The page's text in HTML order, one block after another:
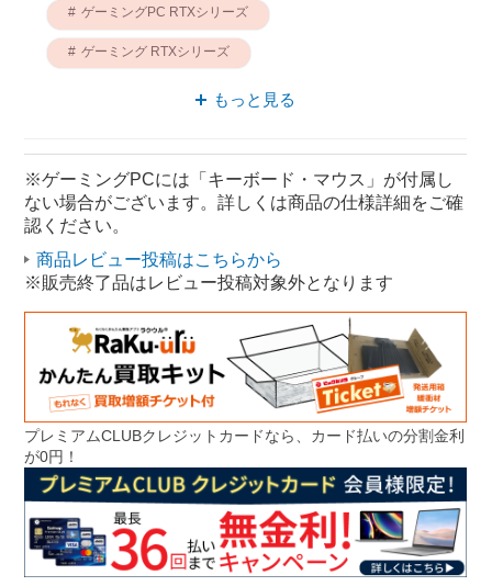
ゲーミングPC RTXシリーズ
ゲーミング RTXシリーズ
デスクトップパソコン ゲーミング
パソコン デスクトップPC
ゲーミングPC デスクトップPC
もっと見る
※ゲーミングPCには「キーボード・マウス」が付属し
ない場合がございます。詳しくは商品の仕様詳細をご確
認ください。
商品レビュー投稿はこちらから
※販売終了品はレビュー投稿対象外となります
プレミアムCLUBクレジットカードなら、カード払いの分割金利
が0円！